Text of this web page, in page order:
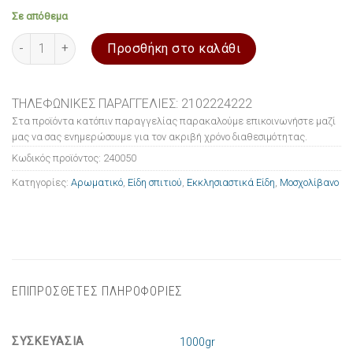
Σε απόθεμα
Μοσχολίβανο αρωματικό 1000 gr Τριαντάφυλλο ποσότητα
Προσθήκη στο καλάθι
ΤΗΛΕΦΩΝΙΚΕΣ ΠΑΡΑΓΓΕΛΙΕΣ: 2102224222
Στα προϊόντα κατόπιν παραγγελίας παρακαλούμε επικοινωνήστε μαζί
μας να σας ενημερώσουμε για τον ακριβή χρόνο διαθεσιμότητας.
Κωδικός προϊόντος: 240050
Κατηγορίες: Αρωματικό Είδη σπιτιού Εκκλησιαστικά Είδη Μοσχολίβανο
ΕΠΙΠΡΟΣΘΕΤΕΣ ΠΛΗΡΟΦΟΡΙΕΣ
ΣΥΣΚΕΥΑΣΙΑ 1000gr